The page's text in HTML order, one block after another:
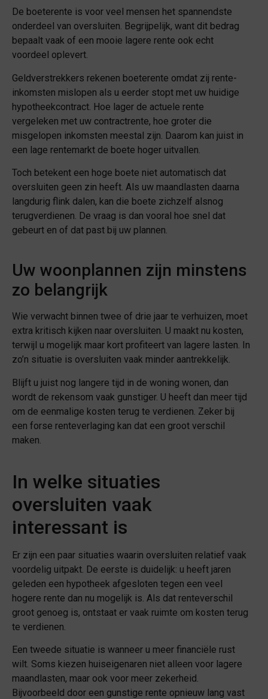
De boeterente is voor veel mensen het spannendste
onderdeel van oversluiten. Begrijpelijk, want dit bedrag
bepaalt vaak of een mooie lagere rente ook echt
voordeel oplevert.
Geldverstrekkers rekenen boeterente omdat zij rente-
inkomsten mislopen als u eerder stopt met uw huidige
hypotheekcontract. Hoe lager de actuele rente
vergeleken met uw contractrente, hoe groter die
misgelopen inkomsten meestal zijn. Daarom kan juist in
een lage rentemarkt de boete hoger uitvallen.
Toch betekent een hoge boete niet automatisch dat
oversluiten geen zin heeft. Als uw maandlasten daarna
langdurig flink dalen, kan die boete zichzelf alsnog
terugverdienen. De vraag is dan vooral hoe snel dat
gebeurt en of dat past bij uw plannen.
Uw woonplannen zijn minstens
zo belangrijk
Wie verwacht binnen twee of drie jaar te verhuizen, moet
extra kritisch kijken naar oversluiten. U maakt nu kosten,
terwijl u mogelijk maar kort profiteert van lagere lasten. In
zo’n situatie is oversluiten vaak minder aantrekkelijk.
Blijft u juist nog langere tijd in de woning wonen, dan
wordt de rekensom vaak gunstiger. U heeft dan meer tijd
om de eenmalige kosten terug te verdienen. Zeker bij
een forse renteverlaging kan dat een groot verschil
maken.
In welke situaties
oversluiten vaak
interessant is
Er zijn een paar situaties waarin oversluiten relatief vaak
voordelig uitpakt. De eerste is duidelijk: u heeft jaren
geleden een hypotheek afgesloten tegen een veel
hogere rente dan nu mogelijk is. Als dat renteverschil
groot genoeg is, ontstaat er vaak ruimte om kosten terug
te verdienen.
Een tweede situatie is wanneer u meer financiële rust
wilt. Soms kiezen huiseigenaren niet alleen voor lagere
maandlasten, maar ook voor meer zekerheid.
Bijvoorbeeld door een gunstige rente opnieuw lang vast